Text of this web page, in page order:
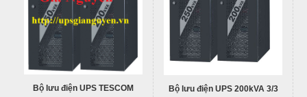
Bộ lưu điện UPS TESCOM
Bộ lưu điện UPS 200kVA 3/3